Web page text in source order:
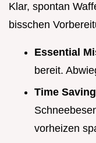
Klar, spontan
bisschen
Essential
bereit.
Time
vorheizen